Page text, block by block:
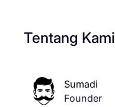
Tentang Kami
Sumadi
Founder